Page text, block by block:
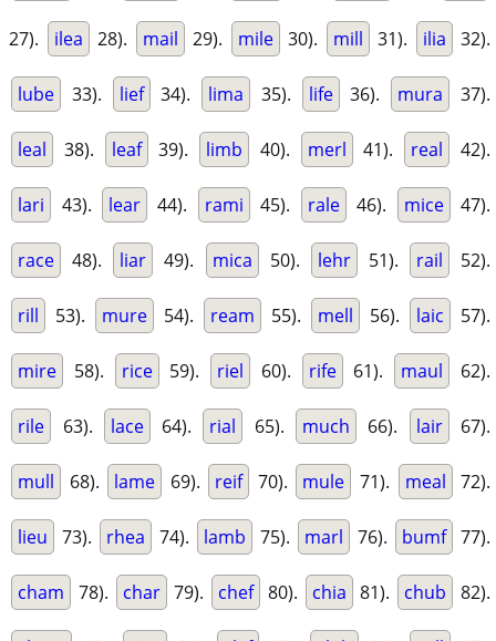
27). ilea 28). mail 29). mile 30). mill 31). ilia 32).
lube 33). lief 34). lima 35). life 36). mura 37).
leal 38). leaf 39). limb 40). merl 41). real 42).
lari 43). lear 44). rami 45). rale 46). mice 47).
race 48). liar 49). mica 50). lehr 51). rail 52).
rill 53). mure 54). ream 55). mell 56). laic 57).
mire 58). rice 59). riel 60). rife 61). maul 62).
rile 63). lace 64). rial 65). much 66). lair 67).
mull 68). lame 69). reif 70). mule 71). meal 72).
lieu 73). rhea 74). lamb 75). marl 76). bumf 77).
cham 78). char 79). chef 80). chia 81). chub 82).